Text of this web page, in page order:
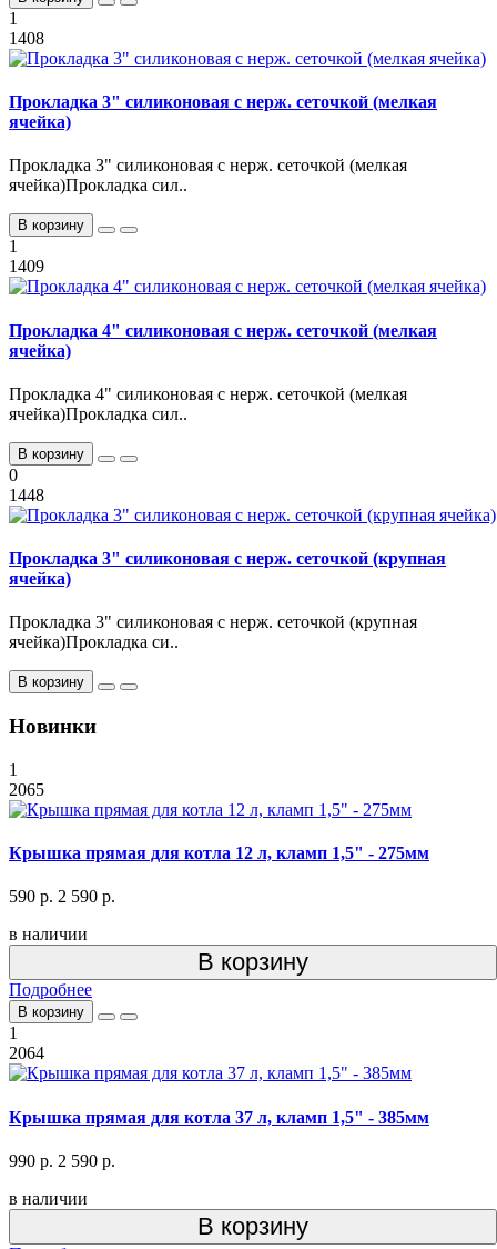
1
1408
Прокладка 3" силиконовая с нерж. сеточкой (мелкая
ячейка)
Прокладка 3" силиконовая с нерж. сеточкой (мелкая
ячейка)Прокладка сил..
В корзину
1
1409
Прокладка 4" силиконовая с нерж. сеточкой (мелкая
ячейка)
Прокладка 4" силиконовая с нерж. сеточкой (мелкая
ячейка)Прокладка сил..
В корзину
0
1448
Прокладка 3" силиконовая с нерж. сеточкой (крупная
ячейка)
Прокладка 3" силиконовая с нерж. сеточкой (крупная
ячейка)Прокладка си..
В корзину
Новинки
1
2065
Крышка прямая для котла 12 л, кламп 1,5" - 275мм
590 р. 2 590 р.
в наличии
В корзину
Подробнее
В корзину
1
2064
Крышка прямая для котла 37 л, кламп 1,5" - 385мм
990 р. 2 590 р.
в наличии
В корзину